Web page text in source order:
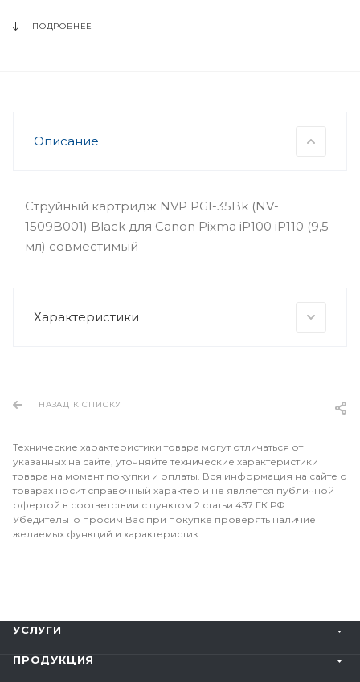
ПОДРОБНЕЕ
Описание
Струйный картридж NVP PGI-35Bk (NV-
1509B001) Black для Canon Pixma iP100 iP110 (9,5
мл) совместимый
Характеристики
НАЗАД К СПИСКУ
Технические характеристики товара могут отличаться от
указанных на сайте, уточняйте технические характеристики
товара на момент покупки и оплаты. Вся информация на сайте о
товарах носит справочный характер и не является публичной
офертой в соответствии с пунктом 2 статьи 437 ГК РФ.
Убедительно просим Вас при покупке проверять наличие
желаемых функций и характеристик.
УСЛУГИ
ПРОДУКЦИЯ